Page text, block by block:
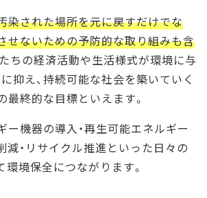
染された場所を元に戻すだけでな
せないための予防的な取り組みも含
ちの経済活動や生活様式が環境に与
抑え、持続可能な社会を築いていく
最終的な目標といえます。
ー機器の導入・再生可能エネルギー
減・リサイクル推進といった日々の
環境保全につながります。